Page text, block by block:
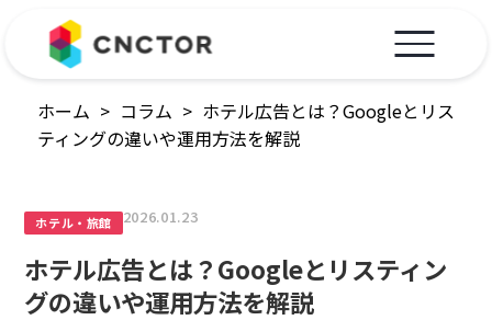
ホーム > コラム > ホテル広告とは？Googleとリス
ティングの違いや運用方法を解説
ホテル・旅館 2026.01.23
ホテル広告とは？Googleとリスティン
グの違いや運用方法を解説